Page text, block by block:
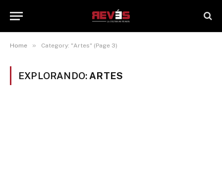
Home » Category: "Artes" (Page 3)
EXPLORANDO: ARTES